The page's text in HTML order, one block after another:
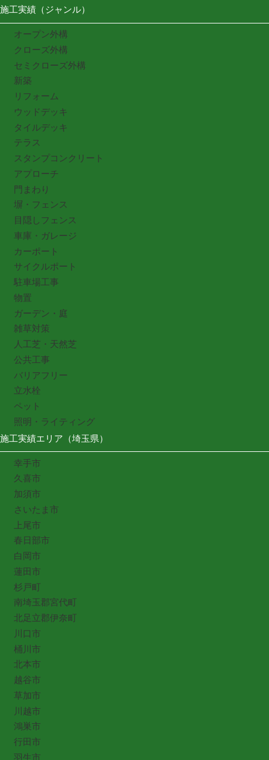
施工実績（ジャンル）
オープン外構
クローズ外構
セミクローズ外構
新築
リフォーム
ウッドデッキ
タイルデッキ
テラス
スタンプコンクリート
アプローチ
門まわり
塀・フェンス
目隠しフェンス
車庫・ガレージ
カーポート
サイクルポート
駐車場工事
物置
ガーデン・庭
雑草対策
人工芝・天然芝
公共工事
バリアフリー
立水栓
ペット
照明・ライティング
施工実績エリア（埼玉県）
幸手市
久喜市
加須市
さいたま市
上尾市
春日部市
白岡市
蓮田市
杉戸町
南埼玉郡宮代町
北足立郡伊奈町
川口市
桶川市
北本市
越谷市
草加市
川越市
鴻巣市
行田市
羽生市